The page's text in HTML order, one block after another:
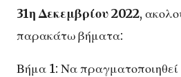
31η Δεκεμβρίου 2022,
παρακάτω βήματα:
Βήμα 1: Να